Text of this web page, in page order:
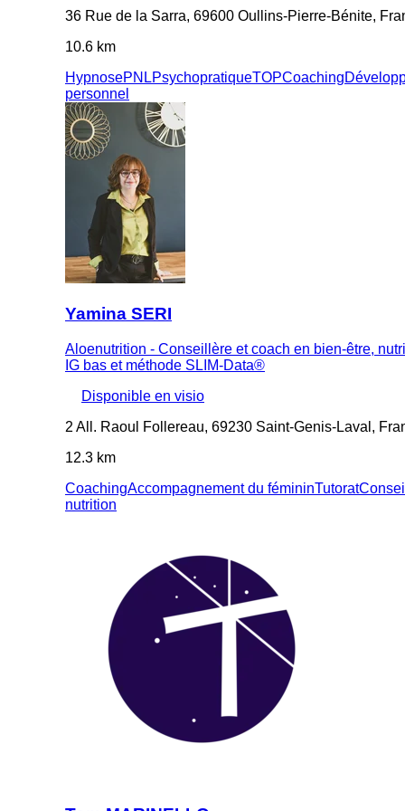
36 Rue de la Sarra, 69600 Oullins-Pierre-Bénite,
10.6 km
HypnosePNLPsychopratiqueTOPCoaching
personnel
Yamina SERI
Aloenutrition - Conseillère et coach en bien-être,
IG bas et méthode SLIM-Data®
Disponible en visio
2 All. Raoul Follereau, 69230 Saint-Genis-Laval,
12.3 km
CoachingAccompagnement du fémininTutorat
nutrition